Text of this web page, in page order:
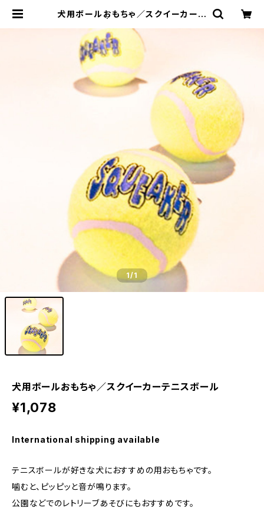
犬用ボールおもちゃ／スクイーカーテ
S
1/1
犬用ボールおもちゃ／スクイーカーテニスボール
¥1,078
International shipping available
テニスボールが好きな犬におすすめの用おもちゃです。
噛むと、ピッピッと音が鳴ります。
公園などでのレトリーブあそびにもおすすめです。